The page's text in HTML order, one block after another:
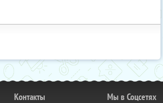
Контакты Мы в Соцсетях